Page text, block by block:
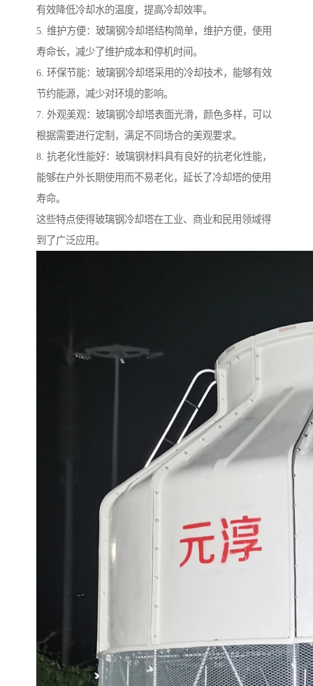
有效降低冷却水的温度，提高冷却效率。
5. 维护方便：玻璃钢冷却塔结构简单，维护方便，使用
寿命长，减少了维护成本和停机时间。
6. 环保节能：玻璃钢冷却塔采用的冷却技术，能够有效
节约能源，减少对环境的影响。
7. 外观美观：玻璃钢冷却塔表面光滑，颜色多样，可以
根据需要进行定制，满足不同场合的美观要求。
8. 抗老化性能好：玻璃钢材料具有良好的抗老化性能，
能够在户外长期使用而不易老化，延长了冷却塔的使用
寿命。
这些特点使得玻璃钢冷却塔在工业、商业和民用领域得
到了广泛应用。